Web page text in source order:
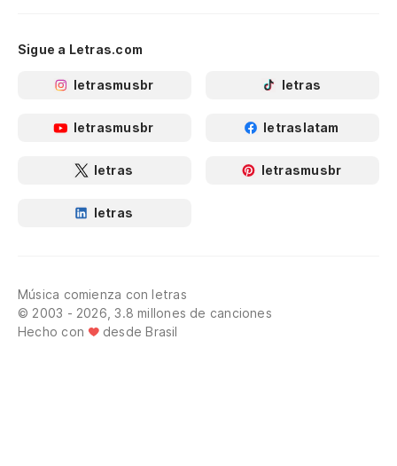
Sigue a Letras.com
letrasmusbr letras
letrasmusbr letraslatam
letras letrasmusbr
letras
Música comienza con letras
© 2003 - 2026, 3.8 millones de canciones
Hecho con
desde Brasil